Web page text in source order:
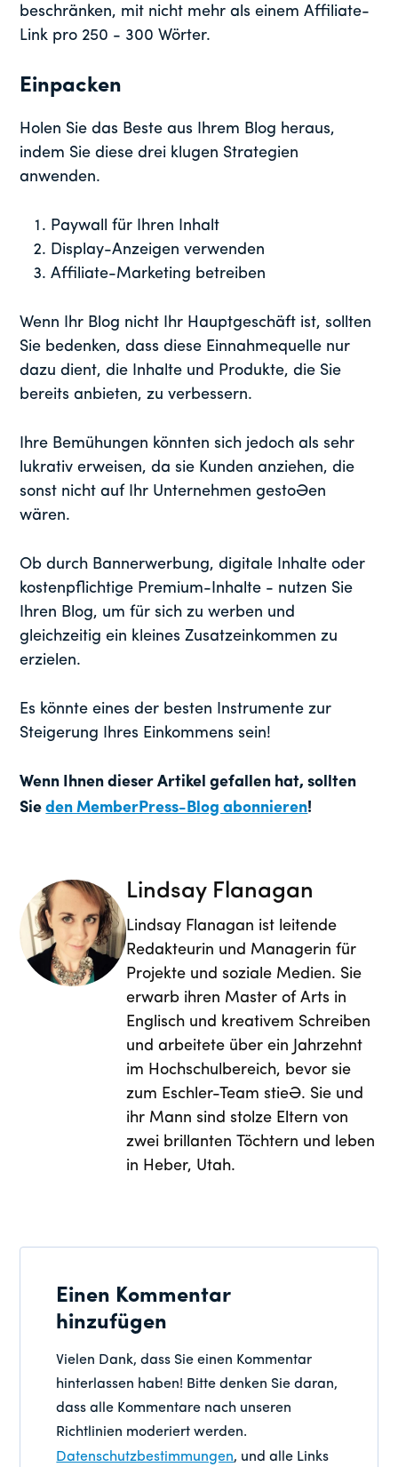
beschränken, mit nicht mehr als einem Affiliate-
Link pro 250 - 300 Wörter.
Einpacken
Holen Sie das Beste aus Ihrem Blog heraus,
indem Sie diese drei klugen Strategien
anwenden.
Paywall für Ihren Inhalt
Display-Anzeigen verwenden
Affiliate-Marketing betreiben
Wenn Ihr Blog nicht Ihr Hauptgeschäft ist, sollten
Sie bedenken, dass diese Einnahmequelle nur
dazu dient, die Inhalte und Produkte, die Sie
bereits anbieten, zu verbessern.
Ihre Bemühungen könnten sich jedoch als sehr
lukrativ erweisen, da sie Kunden anziehen, die
sonst nicht auf Ihr Unternehmen gestoßen
wären.
Ob durch Bannerwerbung, digitale Inhalte oder
kostenpflichtige Premium-Inhalte - nutzen Sie
Ihren Blog, um für sich zu werben und
gleichzeitig ein kleines Zusatzeinkommen zu
erzielen.
Es könnte eines der besten Instrumente zur
Steigerung Ihres Einkommens sein!
Wenn Ihnen dieser Artikel gefallen hat, sollten
Sieden MemberPress-Blog abonnieren!
Lindsay Flanagan
Lindsay Flanagan ist leitende
Redakteurin und Managerin für
Projekte und soziale Medien. Sie
erwarb ihren Master of Arts in
Englisch und kreativem Schreiben
und arbeitete über ein Jahrzehnt
im Hochschulbereich, bevor sie
zum Eschler-Team stieß. Sie und
ihr Mann sind stolze Eltern von
zwei brillanten Töchtern und leben
in Heber, Utah.
Einen Kommentar
hinzufügen
Vielen Dank, dass Sie einen Kommentar
hinterlassen haben! Bitte denken Sie daran,
dass alle Kommentare nach unseren
Richtlinien moderiert werden.
Datenschutzbestimmungen, und alle Links